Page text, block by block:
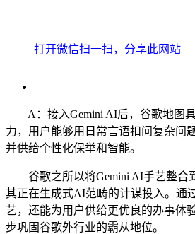
打开微信扫一扫，分享此网站
A：接入Gemini AI后，谷歌地图
力，用户能够用日常言语扣问复杂问
并供给个性化保举和智能。
谷歌之所以将Gemini AI手艺整合
其正在生成式AI范畴的计谋投入。通
艺，还能为用户供给更优良的办事体
步巩固谷歌外行业的霸从地位。